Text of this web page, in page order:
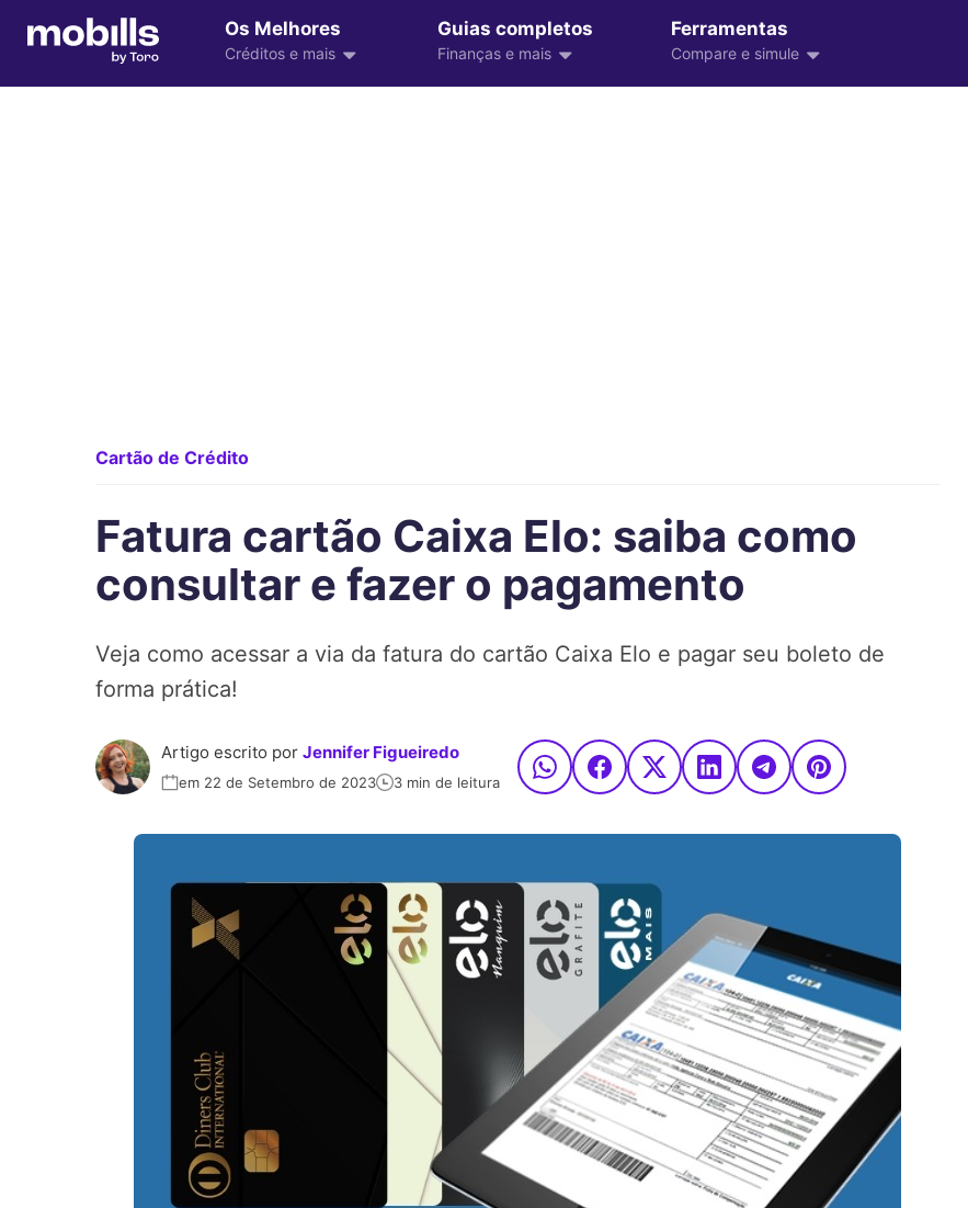
Os Melhores
Créditos e mais
Guias completos
Finanças e mais
Ferramentas
Compare e simule
Cartão de Crédito
Fatura cartão Caixa Elo: saiba como
consultar e fazer o pagamento
Veja como acessar a via da fatura do cartão Caixa Elo e pagar seu boleto de
forma prática!
Artigo escrito por Jennifer Figueiredo
em 22 de Setembro de 2023 3 min de leitura